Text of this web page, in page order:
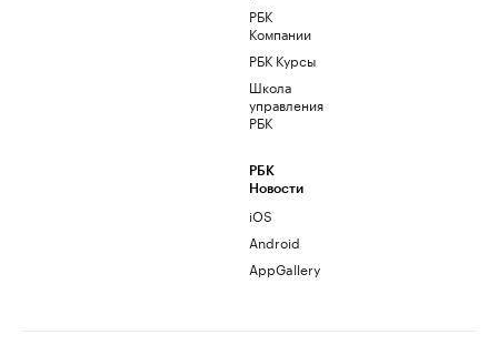
РБК
Компании
РБК Курсы
Школа
управления
РБК
РБК
Новости
iOS
Android
AppGallery